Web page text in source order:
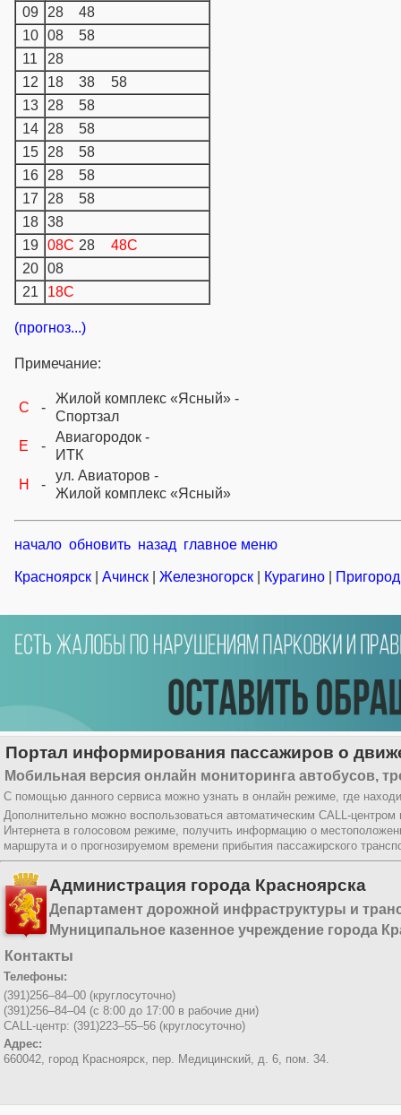
09 28
48
10
08
58
11
28
12
18 38
58
13
28
58
14
28
58
15
28
58
16
28
58
17
28
58
18
38
19
08C 28
48C
20
08
21
18C
(прогноз...)
Примечание:
C -
Жилой комплекс «Ясный» -
Спортзал
E
-
Авиагородок -
ИТК
H
-
ул. Авиаторов -
Жилой комплекс «Ясный»
начало обновить назад главное меню
Красноярск Ачинск Железногорск Курагино
Портал информирования пассажиров о
Мобильная версия онлайн мониторинга автобусов,
С помощью данного сервиса можно узнать в онлайн режиме, где
Дополнительно можно воспользоваться автоматическим CALL-
Интернета в голосовом режиме, получить информацию о
маршрута и о прогнозируемом времени прибытия пассажирского
Администрация города Красноярска
Департамент дорожной инфраструктуры и
Муниципальное казенное учреждение города
Контакты
Телефоны:
(391)256–84–00 (круглосуточно)
(391)256–84–04 (с 8:00 до 17:00 в рабочие дни)
CALL-центр: (391)223–55–56 (круглосуточно)
Адрес:
660042, город Красноярск, пер. Медицинский, д. 6, пом. 34.